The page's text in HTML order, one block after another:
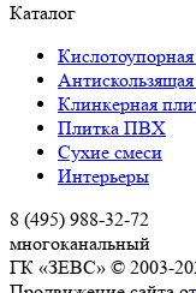
Каталог
Клинкерная
Плитка ПВХ
Сухие смеси
Интерьеры
8 (495) 988-32-72
многоканальный
ГК «ЗЕВС» © 2003-